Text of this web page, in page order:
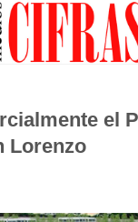
el
Lorenzo